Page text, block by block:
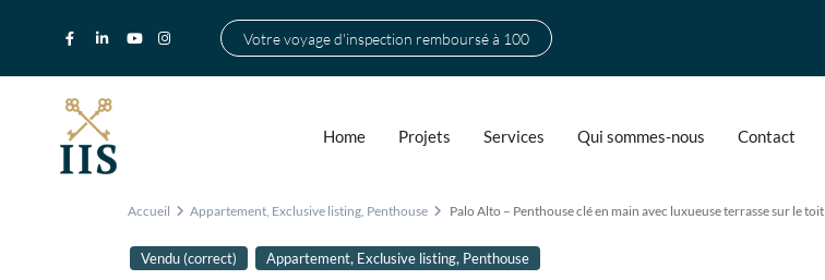
Votre voyage d'inspection remboursé à 100
Home Projets Services Qui sommes-nous Contact
Accueil Appartement, Exclusive listing, Penthouse Palo Alto – Penthouse clé en main avec luxueuse terrasse sur le toit
Vendu (correct) Appartement, Exclusive listing, Penthouse